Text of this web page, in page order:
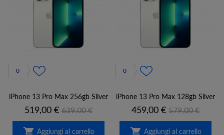
0
iPhone 13 Pro Max 256gb Silver
Prezzo
519,00 € Prezzo
base
639,00 €
 Aggiungi al carrello
0
iPhone 13 Pro Max 128gb Silver
Prezzo
459,00 € Prezzo
base
579,00 €
 Aggiungi al carrello